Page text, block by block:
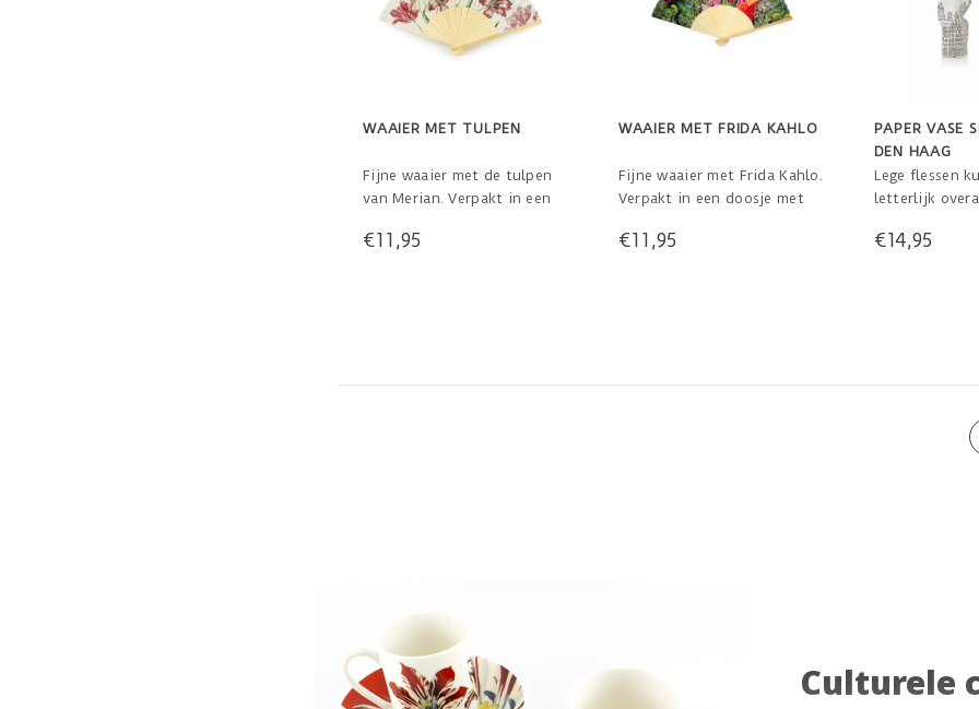
WAAIER MET TULPEN
Fijne waaier met de tulpen
van Merian. Verpakt in een
€11,95
WAAIER MET FRIDA KAHLO
Fijne waaier met Frida Kahlo.
Verpakt in een doosje met
€11,95
PAPER VASE
DEN HAAG
Lege flessen
letterlijk
welgestelde
€14,95
Culturele